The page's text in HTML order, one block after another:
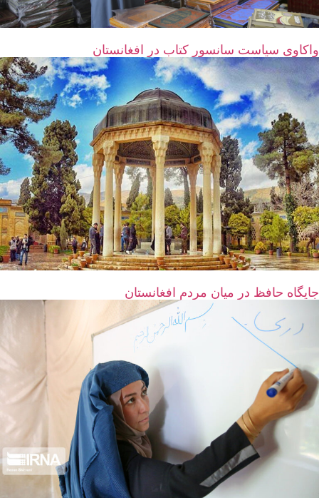
واکاوی سیاست سانسور کتاب در افغانستان
جایگاه حافظ در میان مردم افغانستان